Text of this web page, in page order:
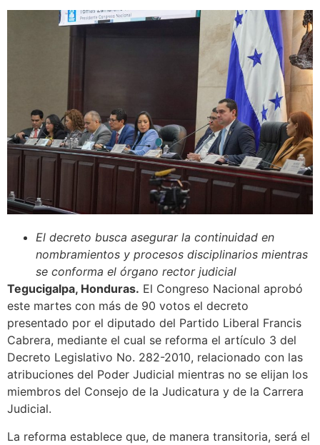
El decreto busca asegurar la continuidad en
nombramientos y procesos disciplinarios mientras
se conforma el órgano rector judicial
Tegucigalpa, Honduras. El Congreso Nacional aprobó
este martes con más de 90 votos el decreto
presentado por el diputado del Partido Liberal Francis
Cabrera, mediante el cual se reforma el artículo 3 del
Decreto Legislativo No. 282-2010, relacionado con las
atribuciones del Poder Judicial mientras no se elijan los
miembros del Consejo de la Judicatura y de la Carrera
Judicial.
La reforma establece que, de manera transitoria, será el